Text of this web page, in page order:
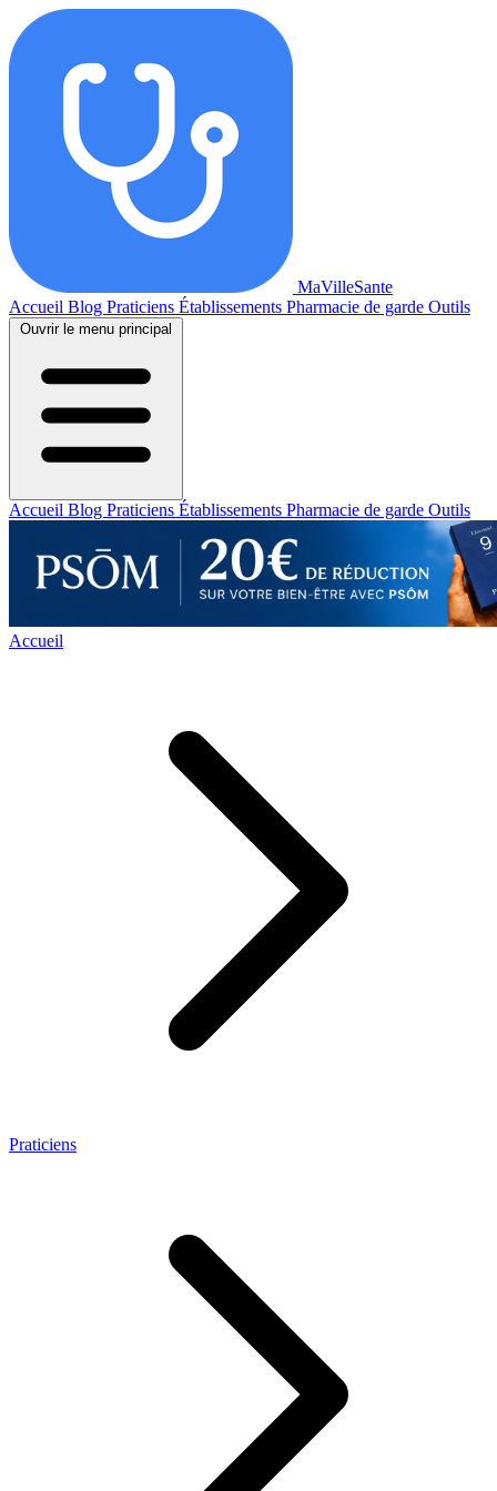
MaVilleSante
Accueil Blog Praticiens Établissements Pharmacie de garde Outils
Ouvrir le menu principal
Accueil Blog Praticiens Établissements Pharmacie de garde Outils
Accueil
Praticiens